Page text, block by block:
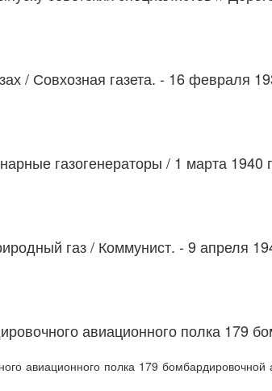
/ Совхозная газета. - 16 февраля
газогенераторы / 1 марта 1940
газ/ Коммунист. - 9 апреля
авиационного полка 179
авиационного полка 179